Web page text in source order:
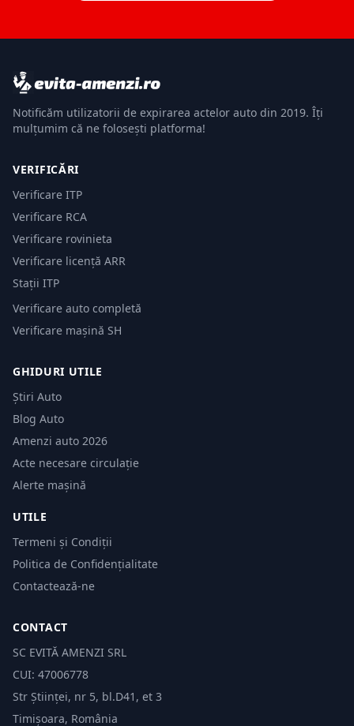
Notificăm utilizatorii de expirarea actelor auto din 2019. Îți
mulțumim că ne folosești platforma!
VERIFICĂRI
Verificare ITP
Verificare RCA
Verificare rovinieta
Verificare licență ARR
Stații ITP
Verificare auto completă
Verificare mașină SH
GHIDURI UTILE
Știri Auto
Blog Auto
Amenzi auto 2026
Acte necesare circulație
Alerte mașină
UTILE
Termeni și Condiții
Politica de Confidențialitate
Contactează-ne
CONTACT
SC EVITĂ AMENZI SRL
CUI: 47006778
Str Științei, nr 5, bl.D41, et 3
Timișoara, România